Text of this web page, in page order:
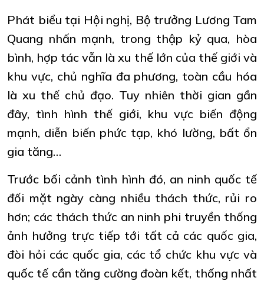
Phát biểu tại Hội nghị, Bộ trưởng Lương Tam
Quang nhấn mạnh, trong thập kỷ qua, hòa
bình, hợp tác vẫn là xu thế lớn của thế giới và
khu vực, chủ nghĩa đa phương, toàn cầu hóa
là xu thế chủ đạo. Tuy nhiên thời gian gần
đây, tình hình thế giới, khu vực biến động
mạnh, diễn biến phức tạp, khó lường, bất ổn
gia tăng…
Trước bối cảnh tình hình đó, an ninh quốc tế
đối mặt ngày càng nhiều thách thức, rủi ro
hơn; các thách thức an ninh phi truyền thống
ảnh hưởng trực tiếp tới tất cả các quốc gia,
đòi hỏi các quốc gia, các tổ chức khu vực và
quốc tế cần tăng cường đoàn kết, thống nhất